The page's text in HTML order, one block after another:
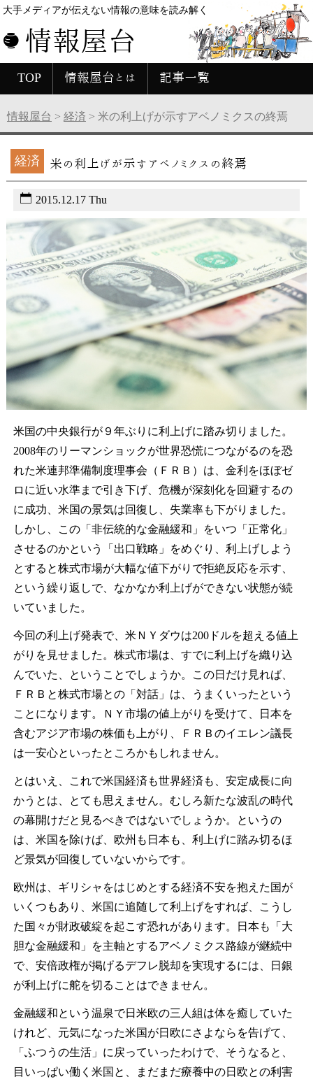
大手メディアが伝えない情報の意味を読み解く
情報屋台
TOP 情報屋台とは 記事一覧
情報屋台 > 経済 > 米の利上げが示すアベノミクスの終焉
経済 米の利上げが示すアベノミクスの終焉
2015.12.17 Thu
米国の中央銀行が９年ぶりに利上げに踏み切りました。
2008年のリーマンショックが世界恐慌につながるのを恐
れた米連邦準備制度理事会（ＦＲＢ）は、金利をほぼゼ
ロに近い水準まで引き下げ、危機が深刻化を回避するの
に成功、米国の景気は回復し、失業率も下がりました。
しかし、この「非伝統的な金融緩和」をいつ「正常化」
させるのかという「出口戦略」をめぐり、利上げしよう
とすると株式市場が大幅な値下がりで拒絶反応を示す、
という繰り返しで、なかなか利上げができない状態が続
いていました。
今回の利上げ発表で、米ＮＹダウは200ドルを超える値上
がりを見せました。株式市場は、すでに利上げを織り込
んでいた、ということでしょうか。この日だけ見れば、
ＦＲＢと株式市場との「対話」は、うまくいったという
ことになります。ＮＹ市場の値上がりを受けて、日本を
含むアジア市場の株価も上がり、ＦＲＢのイエレン議長
は一安心といったところかもしれません。
とはいえ、これで米国経済も世界経済も、安定成長に向
かうとは、とても思えません。むしろ新たな波乱の時代
の幕開けだと見るべきではないでしょうか。というの
は、米国を除けば、欧州も日本も、利上げに踏み切るほ
ど景気が回復していないからです。
欧州は、ギリシャをはじめとする経済不安を抱えた国が
いくつもあり、米国に追随して利上げをすれば、こうし
た国々が財政破綻を起こす恐れがあります。日本も「大
胆な金融緩和」を主軸とするアベノミクス路線が継続中
で、安倍政権が掲げるデフレ脱却を実現するには、日銀
が利上げに舵を切ることはできません。
金融緩和という温泉で日米欧の三人組は体を癒していた
けれど、元気になった米国が日欧にさよならを告げて、
「ふつうの生活」に戻っていったわけで、そうなると、
目いっぱい働く米国と、まだまだ療養中の日欧との利害